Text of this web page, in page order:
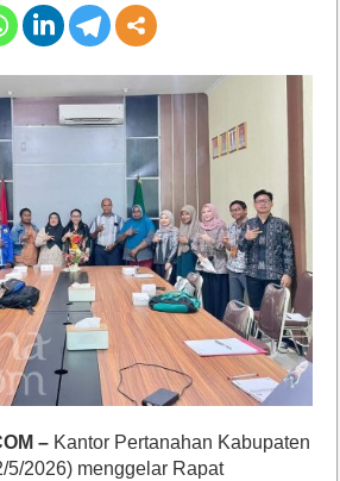
– Kantor Pertanahan Kabupaten
5/2026) menggelar Rapat